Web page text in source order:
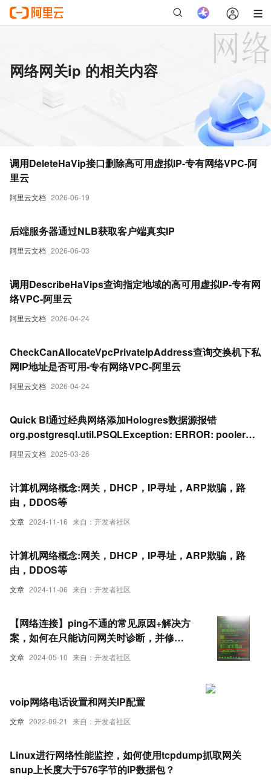
网络网关ip 的相关内容
阿里云文档 2026-06-19
调用DeleteHaVip接口删除高可用虚拟IP-专有网络VPC-阿
里云
阿里云文档 2026-06-03
后端服务器通过NLB获取客户端真实IP
阿里云文档 2026-04-24
调用DescribeHaVips查询指定地域的高可用虚拟IP-专有网
络VPC-阿里云
阿里云文档 2026-04-24
CheckCanAllocateVpcPrivateIpAddress查询交换机下私
网IP地址是否可用-专有网络VPC-阿里云
阿里云文档 2025-03-26
Quick BI通过经典网络添加Hologres数据源报错
org.postgresql.util.PSQLException: ERROR: pooler
c15e650375330: Reject ip ...
文章 2024-11-16 来自：开发者社区
计算机网络概念:网关，DHCP，IP寻址，ARP欺骗，路
由，DDOS等
文章 2024-11-06 来自：开发者社区
计算机网络概念:网关，DHCP，IP寻址，ARP欺骗，路
由，DDOS等
文章 2024-05-10 来自：开发者社区
【网络连接】ping不通的常见原因+解决方
案，如何在只能访问网关时诊断，并修复
IP不通的问题
文章 2022-09-21 来自：开发者社区
voip网络电话设置和网关IP配置
Linux进行网络性能监控，如何使用tcpdump抓取网关
snup上长度大于576字节的IP数据包？